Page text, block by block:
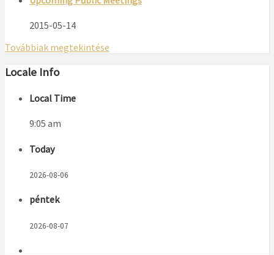
2015-05-14
Továbbiak megtekintése
Locale Info
Local Time
9:05 am
Today
2026-08-06
péntek
2026-08-07